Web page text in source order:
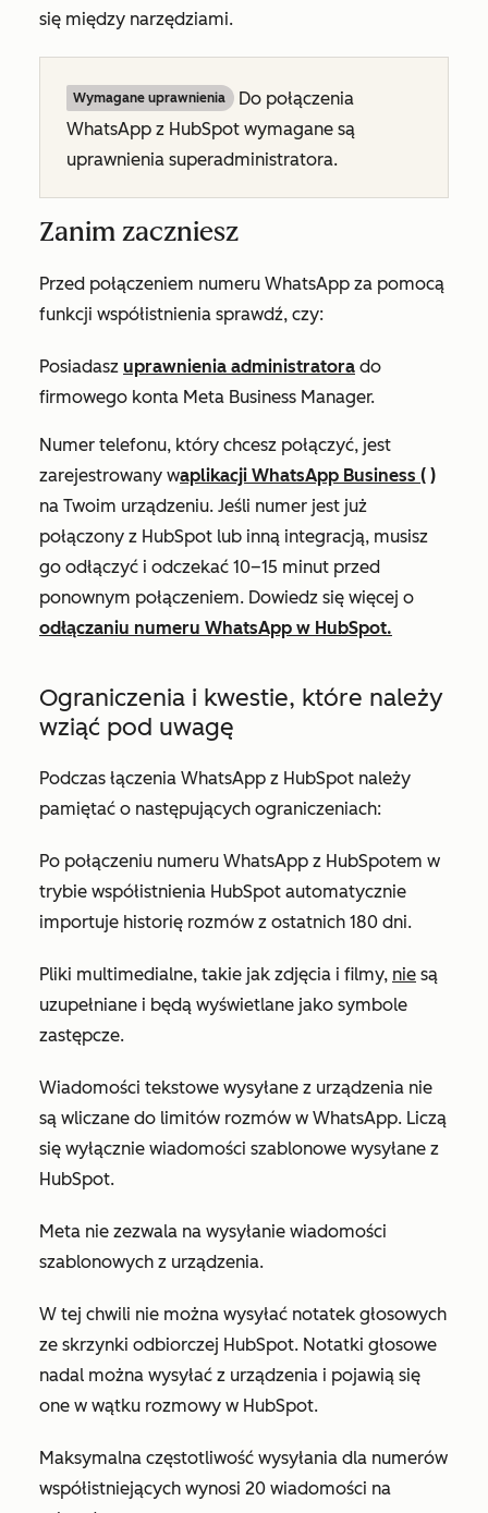
się między narzędziami.
Wymagane uprawnienia
Do połączenia
WhatsApp z HubSpot wymagane są
uprawnienia superadministratora.
Zanim zaczniesz
Przed połączeniem numeru WhatsApp za pomocą
funkcji współistnienia sprawdź, czy:
Posiadasz uprawnienia administratora do
firmowego konta Meta Business Manager.
Numer telefonu, który chcesz połączyć, jest
zarejestrowany waplikacji WhatsApp Business ( )
na Twoim urządzeniu. Jeśli numer jest już
połączony z HubSpot lub inną integracją, musisz
go odłączyć i odczekać 10–15 minut przed
ponownym połączeniem. Dowiedz się więcej o
odłączaniu numeru WhatsApp w HubSpot.
Ograniczenia i kwestie, które należy
wziąć pod uwagę
Podczas łączenia WhatsApp z HubSpot należy
pamiętać o następujących ograniczeniach:
Po połączeniu numeru WhatsApp z HubSpotem w
trybie współistnienia HubSpot automatycznie
importuje historię rozmów z ostatnich 180 dni.
Pliki multimedialne, takie jak zdjęcia i filmy, nie są
uzupełniane i będą wyświetlane jako symbole
zastępcze.
Wiadomości tekstowe wysyłane z urządzenia nie
są wliczane do limitów rozmów w WhatsApp. Liczą
się wyłącznie wiadomości szablonowe wysyłane z
HubSpot.
Meta nie zezwala na wysyłanie wiadomości
szablonowych z urządzenia.
W tej chwili nie można wysyłać notatek głosowych
ze skrzynki odbiorczej HubSpot. Notatki głosowe
nadal można wysyłać z urządzenia i pojawią się
one w wątku rozmowy w HubSpot.
Maksymalna częstotliwość wysyłania dla numerów
współistniejących wynosi 20 wiadomości na